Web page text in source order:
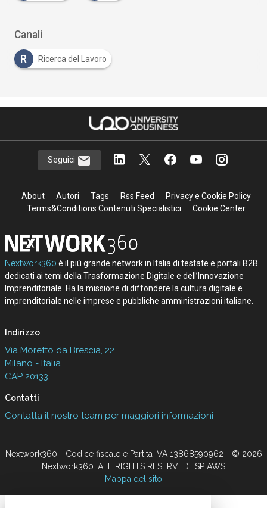
Canali
R Ricerca del Lavoro
Seguici
About Autori Tags Rss Feed
Privacy e Cookie Policy
Terms&Conditions Contenuti Specialistici
Cookie Center
Nextwork360 è il più grande network in Italia di testate e portali B2B
dedicati ai temi della Trasformazione Digitale e dell’Innovazione
Imprenditoriale. Ha la missione di diffondere la cultura digitale e
imprenditoriale nelle imprese e pubbliche amministrazioni italiane.
Indirizzo
Via Moretto da Brescia, 22
Milano - Italia
CAP 20133
Contatti
Contatta il nostro team per maggiori informazioni
Nextwork360 - Codice fiscale e Partita IVA 13868590962 - © 2026
Nextwork360. ALL RIGHTS RESERVED. ISP AWS
Mappa del sito